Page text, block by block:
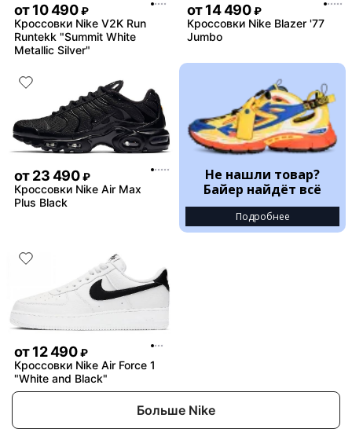
от10 490 ₽
Кроссовки Nike V2K Run
Runtekk "Summit White
Metallic Silver"
от14 490 ₽
Кроссовки Nike Blazer '77
Jumbo
от23 490 ₽
Кроссовки Nike Air Max
Plus Black
Не нашли товар?
Байер найдёт всё
Подробнее
от12 490 ₽
Кроссовки Nike Air Force 1
"White and Black"
Больше Nike